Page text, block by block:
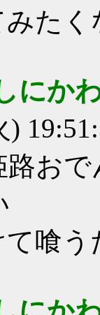
たく
にか
)
お
喰